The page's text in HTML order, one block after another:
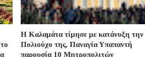
Η Καλαμάτα τίμησε με κατάνυξη την
Πολιούχο της, Παναγία Υπαπαντή
παρουσία 10 Μητροπολιτών